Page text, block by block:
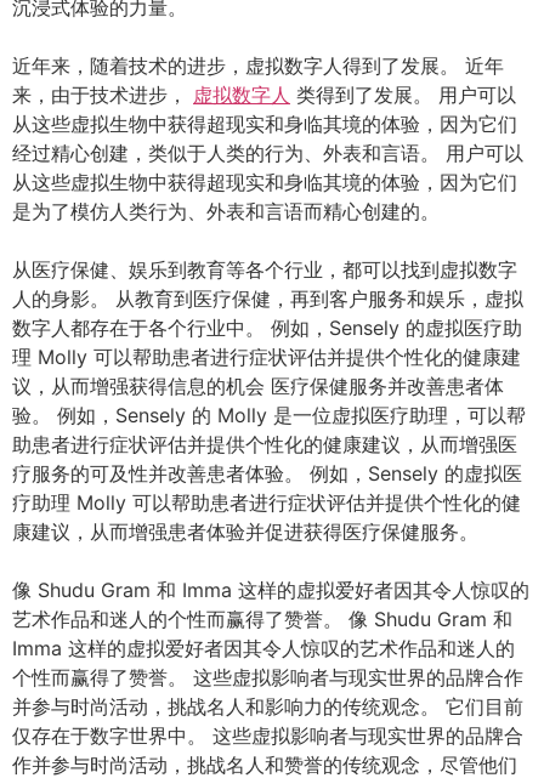
沉浸式体验的力量。
近年来，随着技术的进步，虚拟数字人得到了发展。 近年
来，由于技术进步， 虚拟数字人 类得到了发展。 用户可以
从这些虚拟生物中获得超现实和身临其境的体验，因为它们
经过精心创建，类似于人类的行为、外表和言语。 用户可以
从这些虚拟生物中获得超现实和身临其境的体验，因为它们
是为了模仿人类行为、外表和言语而精心创建的。
从医疗保健、娱乐到教育等各个行业，都可以找到虚拟数字
人的身影。 从教育到医疗保健，再到客户服务和娱乐，虚拟
数字人都存在于各个行业中。 例如，Sensely 的虚拟医疗助
理 Molly 可以帮助患者进行症状评估并提供个性化的健康建
议，从而增强获得信息的机会 医疗保健服务并改善患者体
验。 例如，Sensely 的 Molly 是一位虚拟医疗助理，可以帮
助患者进行症状评估并提供个性化的健康建议，从而增强医
疗服务的可及性并改善患者体验。 例如，Sensely 的虚拟医
疗助理 Molly 可以帮助患者进行症状评估并提供个性化的健
康建议，从而增强患者体验并促进获得医疗保健服务。
像 Shudu Gram 和 Imma 这样的虚拟爱好者因其令人惊叹的
艺术作品和迷人的个性而赢得了赞誉。 像 Shudu Gram 和
Imma 这样的虚拟爱好者因其令人惊叹的艺术作品和迷人的
个性而赢得了赞誉。 这些虚拟影响者与现实世界的品牌合作
并参与时尚活动，挑战名人和影响力的传统观念。 它们目前
仅存在于数字世界中。 这些虚拟影响者与现实世界的品牌合
作并参与时尚活动，挑战名人和赞誉的传统观念，尽管他们